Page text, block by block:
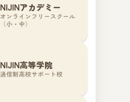
NIJINアカデミー
オンラインフリースクール
（小・中）
NIJIN高等学院
通信制高校サポート校